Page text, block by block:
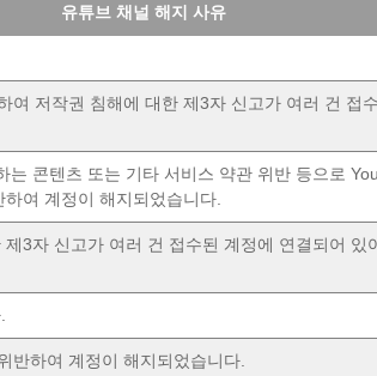
유튜브 채널 해지 사유
여 저작권 침해에 대한 제3자 신고가 여러 건 접
는 콘텐츠 또는 기타 서비스 약관 위반 등으로
여 계정이 해지되었습니다.
3자 신고가 여러 건 접수된 계정에 연결되어 있
반하여 계정이 해지되었습니다.